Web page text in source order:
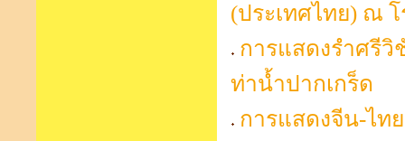
(ประเทศไทย) ณ
การแสดงรำศรี
ท่าน้ำปากเกร็ด
การแสดงจีน-ไท